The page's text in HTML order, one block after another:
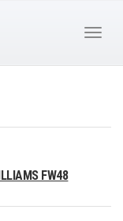
FW48